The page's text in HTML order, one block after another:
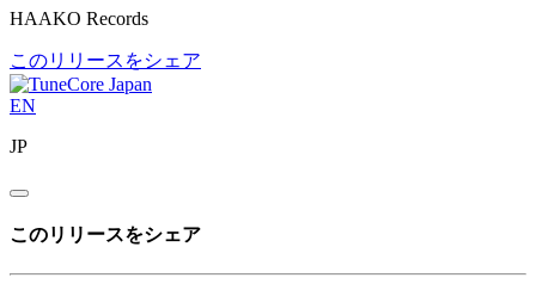
HAAKO Records
このリリースをシェア
EN
JP
このリリースをシェア